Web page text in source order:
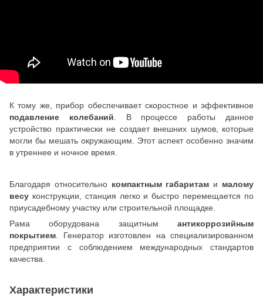
К тому же, прибор обеспечивает скоростное и эффективное
подавление колебаний. В процессе работы данное
устройство практически не создает внешних шумов, которые
могли бы мешать окружающим. Этот аспект особенно значим
в утреннее и ночное время.
Благодаря относительно компактным габаритам и малому
весу конструкции, станция легко и быстро перемещается по
приусадебному участку или строительной площадке.
Рама оборудована защитным антикоррозийным
покрытием. Генератор изготовлен на специализированном
предприятии с соблюдением международных стандартов
качества.
Характеристики